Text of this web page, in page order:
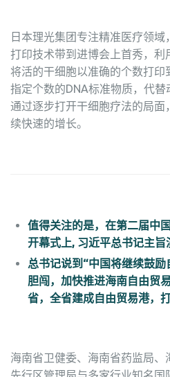
日本理光集团专注精准医疗领
打印技术带到进博会上首秀，利
将活的干细胞以准确的个数打
指定个数的DNA标准物质，代替
通过逐步打开干细胞疗法的局
续快速的增长。
值得关注的是，在第二届中
开幕式上, 习近平总书记主
总书记说到“中国将继续鼓
胆闯，加快推进海南自由贸
省，全省建成自由贸易港，
海南省卫健委、海南省药监局